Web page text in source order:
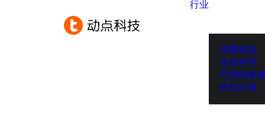
行业
消费科技
生命科学
可持续发
科技出海